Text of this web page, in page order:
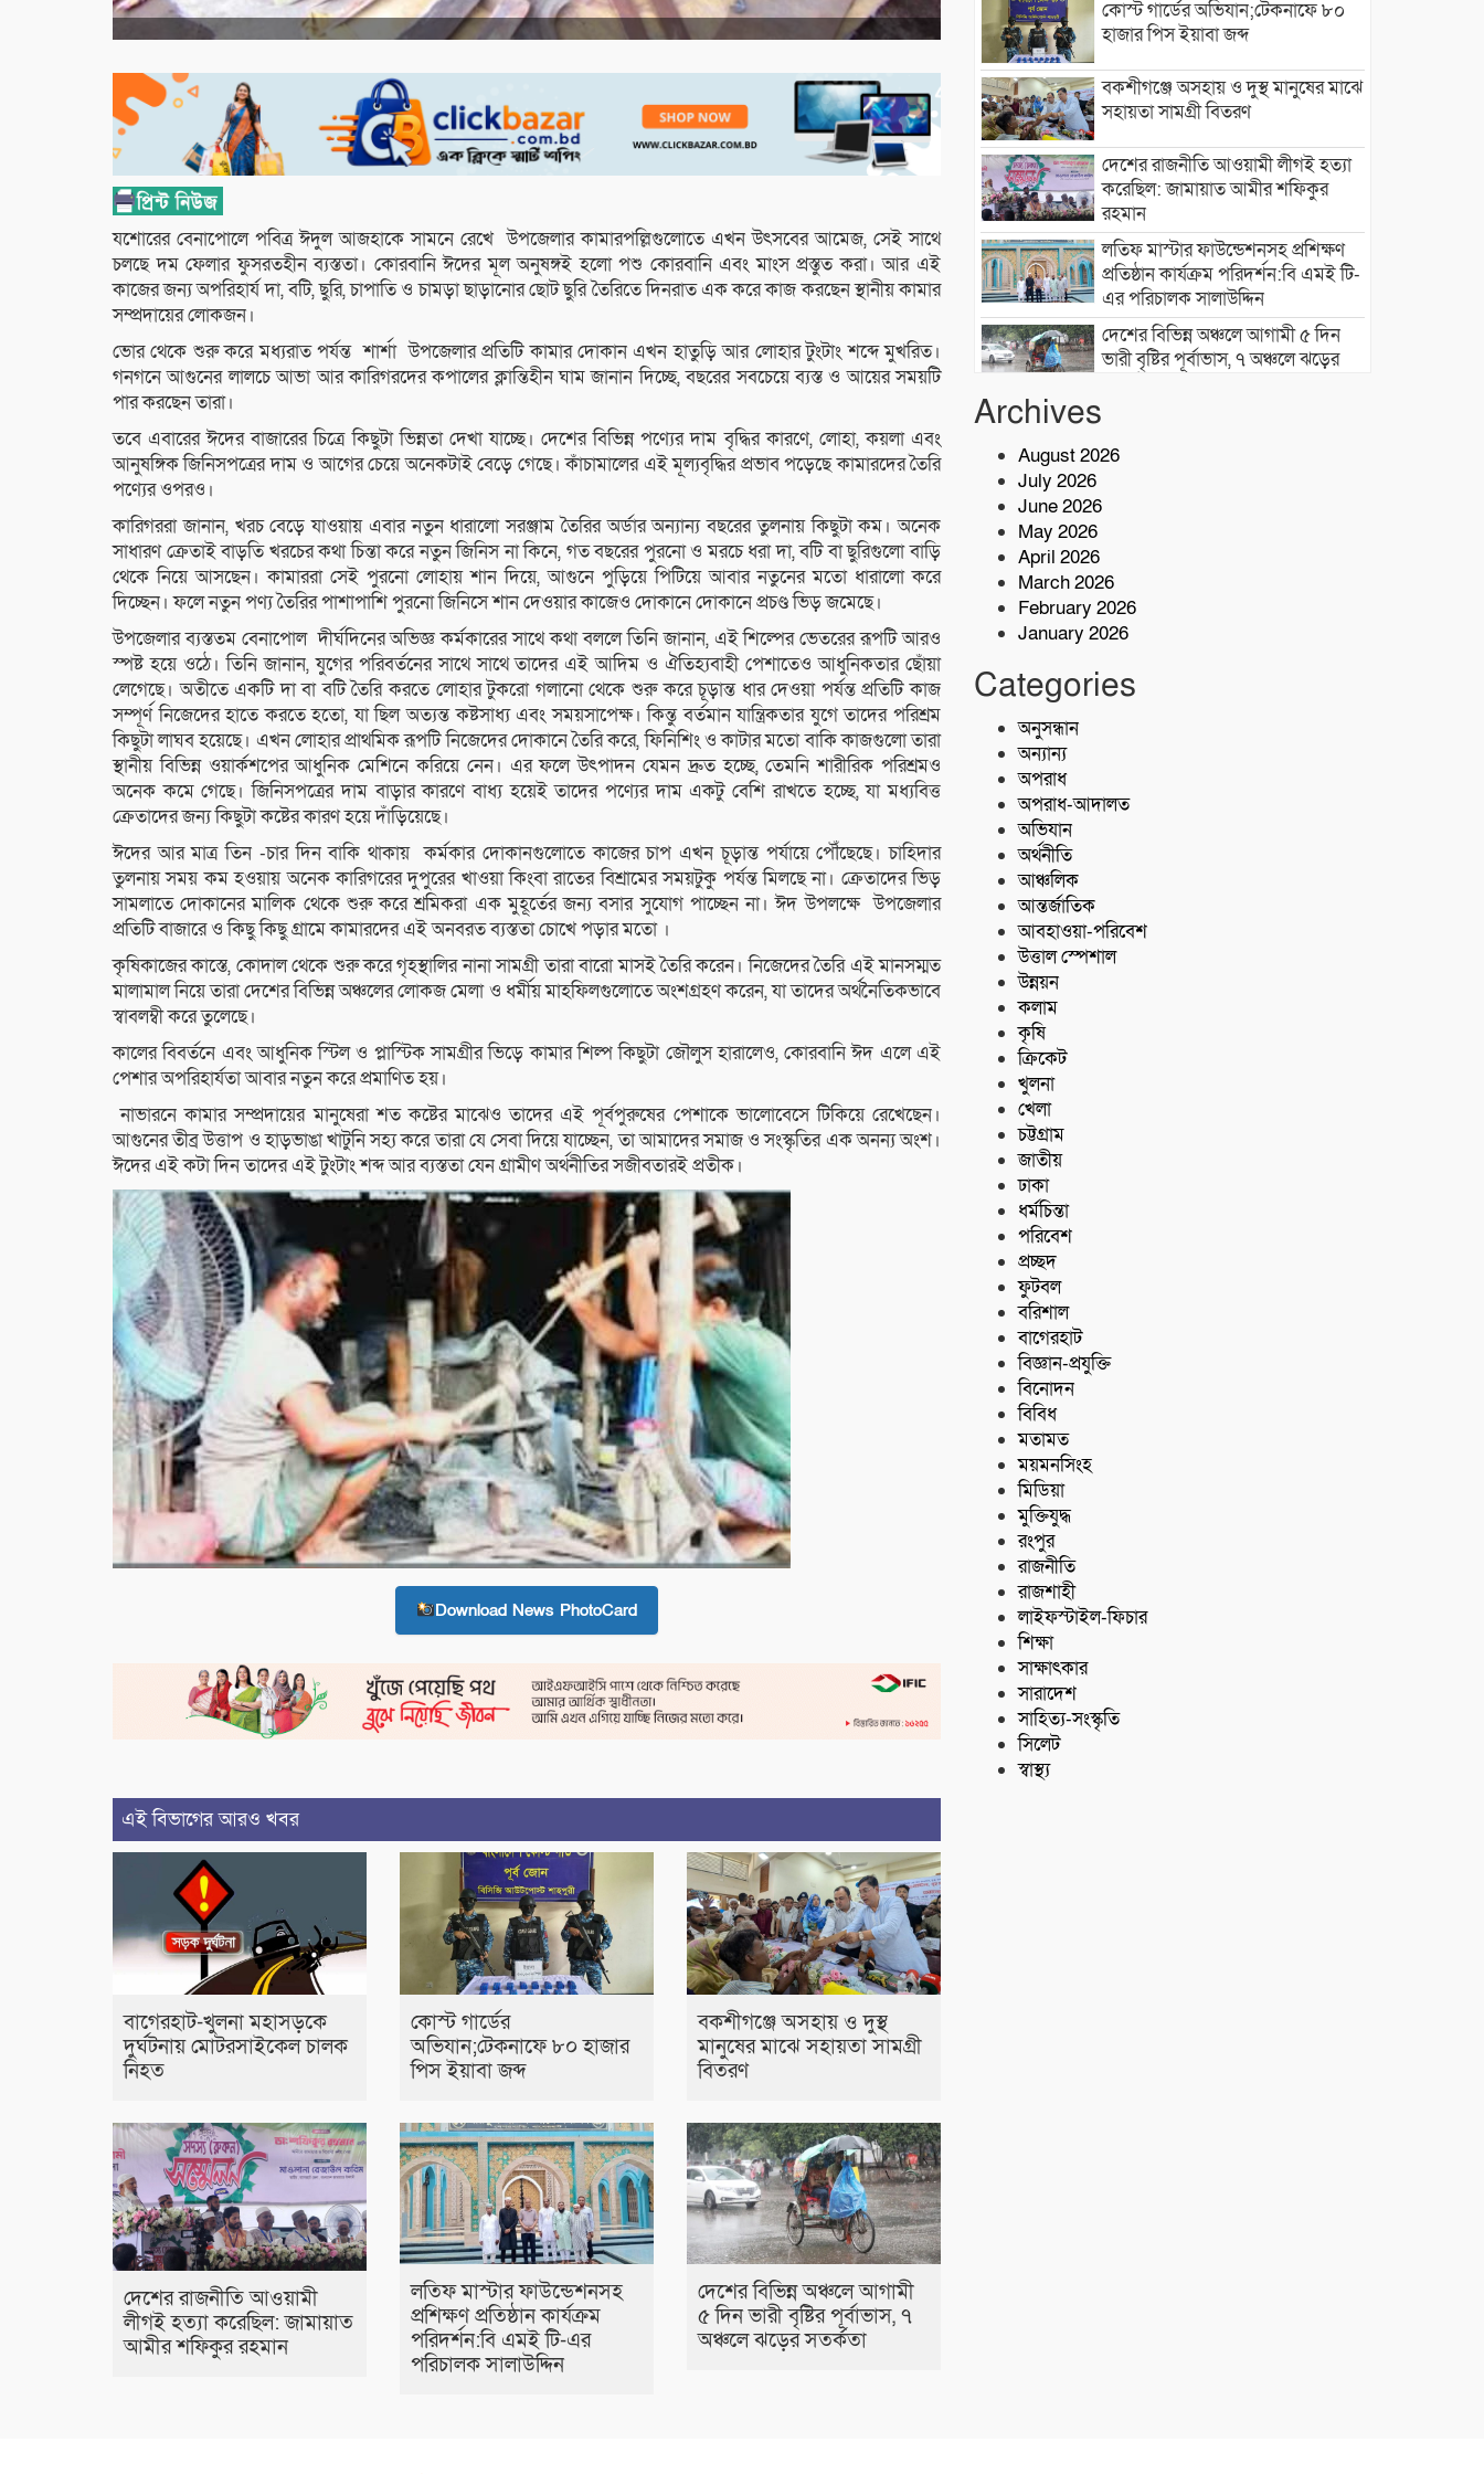
যশোরের বেনাপোলে পবিত্র ঈদুল আজহাকে সামনে রেখে উপজেলার কামারপল্লিগুলোতে এখন উৎসবের আমেজ, সেই সাথে
চলছে দম ফেলার ফুসরতহীন ব্যস্ততা। কোরবানি ঈদের মূল অনুষঙ্গই হলো পশু কোরবানি এবং মাংস প্রস্তুত করা। আর এই
কাজের জন্য অপরিহার্য দা, বটি, ছুরি, চাপাতি ও চামড়া ছাড়ানোর ছোট ছুরি তৈরিতে দিনরাত এক করে কাজ করছেন স্থানীয় কামার
সম্প্রদায়ের লোকজন।
ভোর থেকে শুরু করে মধ্যরাত পর্যন্ত শার্শা উপজেলার প্রতিটি কামার দোকান এখন হাতুড়ি আর লোহার টুংটাং শব্দে মুখরিত।
গনগনে আগুনের লালচে আভা আর কারিগরদের কপালের ক্লান্তিহীন ঘাম জানান দিচ্ছে, বছরের সবচেয়ে ব্যস্ত ও আয়ের সময়টি
পার করছেন তারা।
তবে এবারের ঈদের বাজারের চিত্রে কিছুটা ভিন্নতা দেখা যাচ্ছে। দেশের বিভিন্ন পণ্যের দাম বৃদ্ধির কারণে, লোহা, কয়লা এবং
আনুষঙ্গিক জিনিসপত্রের দাম ও আগের চেয়ে অনেকটাই বেড়ে গেছে। কাঁচামালের এই মূল্যবৃদ্ধির প্রভাব পড়েছে কামারদের তৈরি
পণ্যের ওপরও।
কারিগররা জানান, খরচ বেড়ে যাওয়ায় এবার নতুন ধারালো সরঞ্জাম তৈরির অর্ডার অন্যান্য বছরের তুলনায় কিছুটা কম। অনেক
সাধারণ ক্রেতাই বাড়তি খরচের কথা চিন্তা করে নতুন জিনিস না কিনে, গত বছরের পুরনো ও মরচে ধরা দা, বটি বা ছুরিগুলো বাড়ি
থেকে নিয়ে আসছেন। কামাররা সেই পুরনো লোহায় শান দিয়ে, আগুনে পুড়িয়ে পিটিয়ে আবার নতুনের মতো ধারালো করে
দিচ্ছেন। ফলে নতুন পণ্য তৈরির পাশাপাশি পুরনো জিনিসে শান দেওয়ার কাজেও দোকানে দোকানে প্রচণ্ড ভিড় জমেছে।
উপজেলার ব্যস্ততম বেনাপোল দীর্ঘদিনের অভিজ্ঞ কর্মকারের সাথে কথা বললে তিনি জানান, এই শিল্পের ভেতরের রূপটি আরও
স্পষ্ট হয়ে ওঠে। তিনি জানান, যুগের পরিবর্তনের সাথে সাথে তাদের এই আদিম ও ঐতিহ্যবাহী পেশাতেও আধুনিকতার ছোঁয়া
লেগেছে। অতীতে একটি দা বা বটি তৈরি করতে লোহার টুকরো গলানো থেকে শুরু করে চূড়ান্ত ধার দেওয়া পর্যন্ত প্রতিটি কাজ
সম্পূর্ণ নিজেদের হাতে করতে হতো, যা ছিল অত্যন্ত কষ্টসাধ্য এবং সময়সাপেক্ষ। কিন্তু বর্তমান যান্ত্রিকতার যুগে তাদের পরিশ্রম
কিছুটা লাঘব হয়েছে। এখন লোহার প্রাথমিক রূপটি নিজেদের দোকানে তৈরি করে, ফিনিশিং ও কাটার মতো বাকি কাজগুলো তারা
স্থানীয় বিভিন্ন ওয়ার্কশপের আধুনিক মেশিনে করিয়ে নেন। এর ফলে উৎপাদন যেমন দ্রুত হচ্ছে, তেমনি শারীরিক পরিশ্রমও
অনেক কমে গেছে। জিনিসপত্রের দাম বাড়ার কারণে বাধ্য হয়েই তাদের পণ্যের দাম একটু বেশি রাখতে হচ্ছে, যা মধ্যবিত্ত
ক্রেতাদের জন্য কিছুটা কষ্টের কারণ হয়ে দাঁড়িয়েছে।
ঈদের আর মাত্র তিন -চার দিন বাকি থাকায় কর্মকার দোকানগুলোতে কাজের চাপ এখন চূড়ান্ত পর্যায়ে পৌঁছেছে। চাহিদার
তুলনায় সময় কম হওয়ায় অনেক কারিগরের দুপুরের খাওয়া কিংবা রাতের বিশ্রামের সময়টুকু পর্যন্ত মিলছে না। ক্রেতাদের ভিড়
সামলাতে দোকানের মালিক থেকে শুরু করে শ্রমিকরা এক মুহূর্তের জন্য বসার সুযোগ পাচ্ছেন না। ঈদ উপলক্ষে উপজেলার
প্রতিটি বাজারে ও কিছু কিছু গ্রামে কামারদের এই অনবরত ব্যস্ততা চোখে পড়ার মতো ।
কৃষিকাজের কাস্তে, কোদাল থেকে শুরু করে গৃহস্থালির নানা সামগ্রী তারা বারো মাসই তৈরি করেন। নিজেদের তৈরি এই মানসম্মত
মালামাল নিয়ে তারা দেশের বিভিন্ন অঞ্চলের লোকজ মেলা ও ধর্মীয় মাহফিলগুলোতে অংশগ্রহণ করেন, যা তাদের অর্থনৈতিকভাবে
স্বাবলম্বী করে তুলেছে।
কালের বিবর্তনে এবং আধুনিক স্টিল ও প্লাস্টিক সামগ্রীর ভিড়ে কামার শিল্প কিছুটা জৌলুস হারালেও, কোরবানি ঈদ এলে এই
পেশার অপরিহার্যতা আবার নতুন করে প্রমাণিত হয়।
নাভারনে কামার সম্প্রদায়ের মানুষেরা শত কষ্টের মাঝেও তাদের এই পূর্বপুরুষের পেশাকে ভালোবেসে টিকিয়ে রেখেছেন।
আগুনের তীব্র উত্তাপ ও হাড়ভাঙা খাটুনি সহ্য করে তারা যে সেবা দিয়ে যাচ্ছেন, তা আমাদের সমাজ ও সংস্কৃতির এক অনন্য অংশ।
ঈদের এই কটা দিন তাদের এই টুংটাং শব্দ আর ব্যস্ততা যেন গ্রামীণ অর্থনীতির সজীবতারই প্রতীক।
Download News PhotoCard
এই বিভাগের আরও খবর
বাগেরহাট-খুলনা মহাসড়কে
‌দুর্ঘটনায় মোটরসাইকেল চালক
নিহত
কোস্ট গার্ডের
অভিযান;টেকনাফে ৮০ হাজার
পিস ইয়াবা জব্দ
বকশীগঞ্জে অসহায় ও দুস্থ
মানুষের মাঝে সহায়তা সামগ্রী
বিতরণ
দেশের রাজনীতি আওয়ামী
লীগই হত্যা করেছিল: জামায়াত
আমীর শফিকুর রহমান
লতিফ মাস্টার ফাউন্ডেশনসহ
প্রশিক্ষণ প্রতিষ্ঠান কার্যক্রম
পরিদর্শন:বি এমই টি-এর
পরিচালক সালাউদ্দিন
দেশের বিভিন্ন অঞ্চলে আগামী
৫ দিন ভারী বৃষ্টির পূর্বাভাস, ৭
অঞ্চলে ঝড়ের সতর্কতা
কোস্ট গার্ডের অভিযান;টেকনাফে ৮০
হাজার পিস ইয়াবা জব্দ
বকশীগঞ্জে অসহায় ও দুস্থ মানুষের মাঝে
সহায়তা সামগ্রী বিতরণ
দেশের রাজনীতি আওয়ামী লীগই হত্যা
করেছিল: জামায়াত আমীর শফিকুর
রহমান
লতিফ মাস্টার ফাউন্ডেশনসহ প্রশিক্ষণ
প্রতিষ্ঠান কার্যক্রম পরিদর্শন:বি এমই টি-
এর পরিচালক সালাউদ্দিন
দেশের বিভিন্ন অঞ্চলে আগামী ৫ দিন
ভারী বৃষ্টির পূর্বাভাস, ৭ অঞ্চলে ঝড়ের
১৪ জন
শরণখোলায় মাদকবিরোধী সাঁড়াশি
অভিযান এক সপ্তাহে গ্রেপ্তার ১০,মামলা
১১
ইয়াবা জব্দ
Archives
August 2026
July 2026
June 2026
May 2026
April 2026
March 2026
February 2026
January 2026
Categories
অনুসন্ধান
অন্যান্য
অপরাধ
অপরাধ-আদালত
অভিযান
অর্থনীতি
আঞ্চলিক
আন্তর্জাতিক
আবহাওয়া-পরিবেশ
উত্তাল স্পেশাল
উন্নয়ন
কলাম
কৃষি
ক্রিকেট
খুলনা
খেলা
চট্টগ্রাম
জাতীয়
ঢাকা
ধর্মচিন্তা
পরিবেশ
প্রচ্ছদ
ফুটবল
বরিশাল
বাগেরহাট
বিজ্ঞান-প্রযুক্তি
বিনোদন
বিবিধ
মতামত
ময়মনসিংহ
মিডিয়া
মুক্তিযুদ্ধ
রংপুর
রাজনীতি
রাজশাহী
লাইফস্টাইল-ফিচার
শিক্ষা
সাক্ষাৎকার
সারাদেশ
সাহিত্য-সংস্কৃতি
সিলেট
স্বাস্থ্য